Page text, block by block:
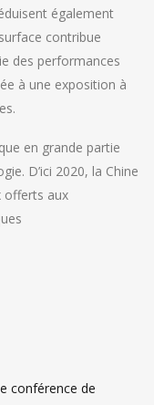
également
contribue
des performances
à une exposition à
en grande partie
D’ici 2020, la Chine
offerts aux
conférence de